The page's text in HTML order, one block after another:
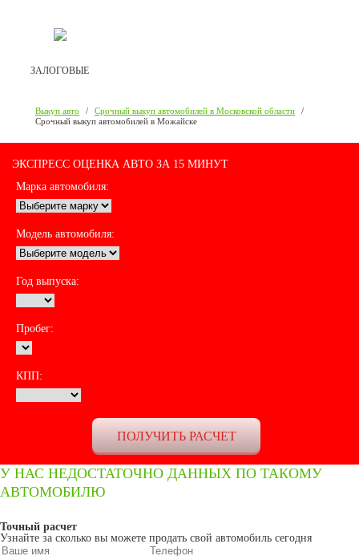
ЗАЛОГОВЫЕ
Выкуп авто / Срочный выкуп автомобилей в Московской области
/
Срочный выкуп автомобилей в Можайске
ЭКСПРЕСС ОЦЕНКА АВТО ЗА 15 МИНУТ
Марка автомобиля:
Модель автомобиля:
Год выпуска:
Пробег:
КПП:
У НАС НЕДОСТАТОЧНО ДАННЫХ ПО ТАКОМУ
АВТОМОБИЛЮ
Точный расчет
Узнайте за сколько вы можете продать свой автомобиль сегодня